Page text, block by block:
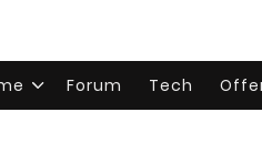
Forum Tech